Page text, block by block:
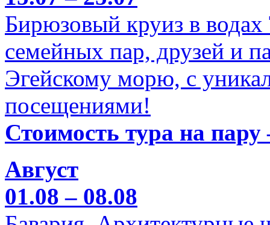
Бирюзовый круиз в
семейных пар, друзей и
Эгейскому морю, с
посещениями!
Стоимость тура на пару
Август
01.08 – 08.08